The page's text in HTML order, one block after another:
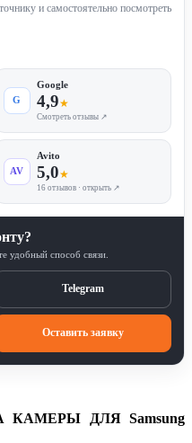
и самостоятельно посмотреть
G
Google
4,9★
Смотреть отзывы ↗
AV
Avito
5,0★
16 отзывов · открыть ↗
удобный способ связи.
Telegram
Оставить заявку
ДЛЯ Samsung